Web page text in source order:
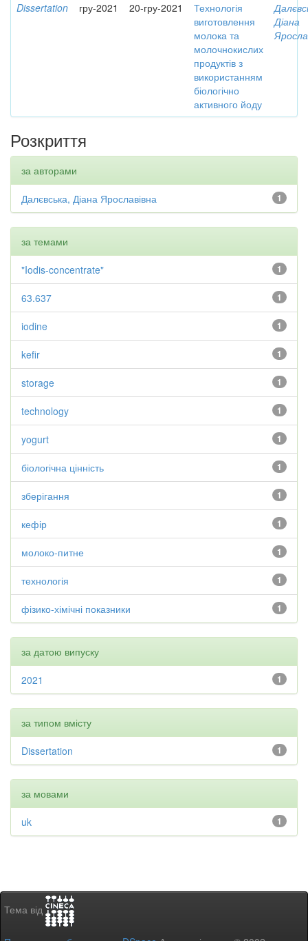
Dissertation гру-2021 20-гру-2021
Технологія
виготовлення
молока та
молочнокислих
продуктів з
використанням
біологічно
активного йоду
Діана
Розкриття
за авторами
1
Далєвська, Діана Ярославівна
за темами
1
"Iodis-concentrate"
1
63.637
1
iodine
1
kefir
1
storage
1
technology
1
yogurt
1
біологічна цінність
1
зберігання
1
кефір
1
молоко-питне
1
технологія
1
фізико-хімічні показники
за датою випуску
1
2021
за типом вмісту
1
Dissertation
за мовами
1
uk
Тема від